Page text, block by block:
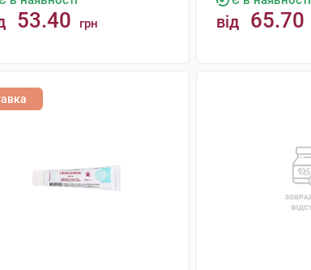
53.40 грн від 65.70